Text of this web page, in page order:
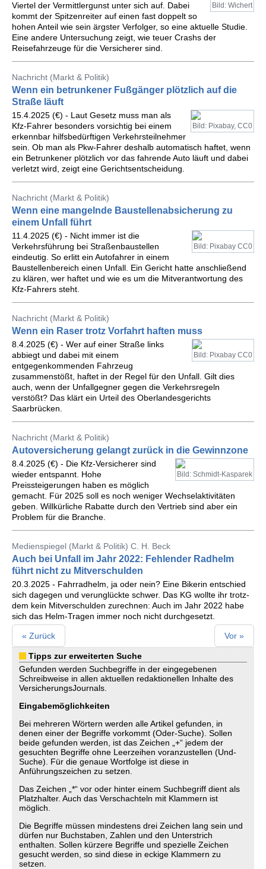
Bild: Wichert
Viertel der Vermittlergunst unter sich auf. Dabei
kommt der Spitzenreiter auf einen fast doppelt so
hohen Anteil wie sein ärgster Verfolger, so eine aktuelle Studie.
Eine andere Untersuchung zeigt, wie teuer Crashs der
Reisefahrzeuge für die Versicherer sind.
Nachricht (Markt & Politik)
Wenn ein betrunkener Fußgänger plötzlich auf die
Straße läuft
Bild: Pixabay, CC0
15.4.2025 (€) - Laut Gesetz muss man als
Kfz-Fahrer besonders vorsichtig bei einem
erkennbar hilfsbedürftigen Verkehrsteilnehmer
sein. Ob man als Pkw-Fahrer deshalb automatisch haftet, wenn
ein Betrunkener plötzlich vor das fahrende Auto läuft und dabei
verletzt wird, zeigt eine Gerichtsentscheidung.
Nachricht (Markt & Politik)
Wenn eine mangelnde Baustellenabsicherung zu
einem Unfall führt
Bild: Pixabay CC0
11.4.2025 (€) - Nicht immer ist die
Verkehrsführung bei Straßenbaustellen
eindeutig. So erlitt ein Autofahrer in einem
Baustellenbereich einen Unfall. Ein Gericht hatte anschließend
zu klären, wer haftet und wie es um die Mitverantwortung des
Kfz-Fahrers steht.
Nachricht (Markt & Politik)
Wenn ein Raser trotz Vorfahrt haften muss
Bild: Pixabay CC0
8.4.2025 (€) - Wer auf einer Straße links
abbiegt und dabei mit einem
entgegenkommenden Fahrzeug
zusammenstößt, haftet in der Regel für den Unfall. Gilt dies
auch, wenn der Unfallgegner gegen die Verkehrsregeln
verstößt? Das klärt ein Urteil des Oberlandesgerichts
Saarbrücken.
Nachricht (Markt & Politik)
Autoversicherung gelangt zurück in die Gewinnzone
Bild: Schmidt-Kasparek
8.4.2025 (€) - Die Kfz-Versicherer sind
wieder entspannt. Hohe
Preissteigerungen haben es möglich
gemacht. Für 2025 soll es noch weniger Wechselaktivitäten
geben. Willkürliche Rabatte durch den Vertrieb sind aber ein
Problem für die Branche.
Medienspiegel (Markt & Politik) C. H. Beck
Auch bei Unfall im Jahr 2022: Fehlender Radhelm
führt nicht zu Mitverschulden
20.3.2025 - Fahr­rad­helm, ja oder nein? Eine Bi­ke­rin ent­schied
sich da­ge­gen und ver­un­glück­te schwer. Das KG woll­te ihr trotz­
dem kein Mit­ver­schul­den zu­rech­nen: Auch im Jahr 2022 habe
sich das Helm-Tra­gen immer noch nicht durch­ge­setzt.
« Zurück Vor »
Tipps zur erweiterten Suche
Gefunden werden Suchbegriffe in der eingegebenen
Schreibweise in allen aktuellen redaktionellen Inhalte des
VersicherungsJournals.
Eingabemöglichkeiten
Bei mehreren Wörtern werden alle Artikel gefunden, in
denen einer der Begriffe vorkommt (Oder-Suche). Sollen
beide gefunden werden, ist das Zeichen „+“ jedem der
gesuchten Begriffe ohne Leerzeihen voranzustellen (Und-
Suche). Für die genaue Wortfolge ist diese in
Anführungszeichen zu setzen.
Das Zeichen „*“ vor oder hinter einem Suchbegriff dient als
Platzhalter. Auch das Verschachteln mit Klammern ist
möglich.
Die Begriffe müssen mindestens drei Zeichen lang sein und
dürfen nur Buchstaben, Zahlen und den Unterstrich
enthalten. Sollen kürzere Begriffe und spezielle Zeichen
gesucht werden, so sind diese in eckige Klammern zu
setzen.